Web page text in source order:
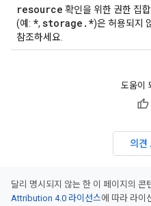
resource 확인을 위한 권한 집
(예: *, storage.*)은 허용되지
참조하세요.
도움이
의견
달리 명시되지 않는 한 이 페이지의 콘
Attribution 4.0 라이선스에 따라 라이